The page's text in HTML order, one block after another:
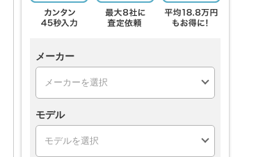
メーカー
モデル